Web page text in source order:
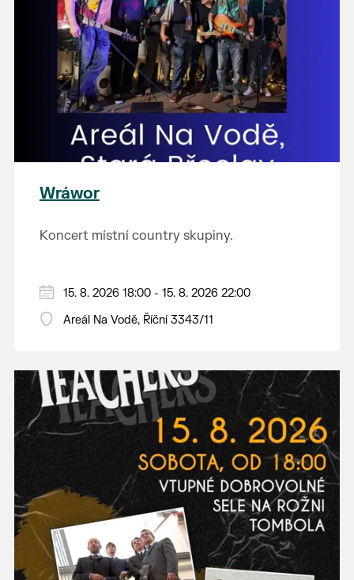
Wráwor
Koncert místní country skupiny.
15. 8. 2026 18:00 - 15. 8. 2026 22:00
Areál Na Vodě, Říční 3343/11